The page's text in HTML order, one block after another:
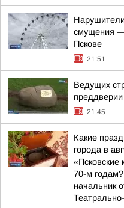
смущения —
Пскове
21:51
Ведущих
21:45
Какие
города в
«Псковские
70-м
начальник